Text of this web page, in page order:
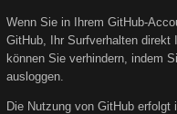
Wenn Sie in Ihrem GitHub-
GitHub, Ihr Surfverhalten direkt
können Sie verhindern, indem
ausloggen.
Die Nutzung von GitHub